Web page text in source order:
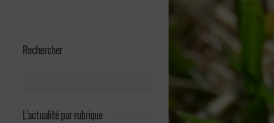
Rechercher
L’actualité par rubrique